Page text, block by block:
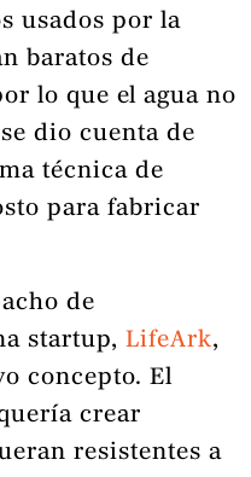
usados por la
baratos de
lo que el agua no
dio cuenta de
técnica de
para fabricar
de
startup, LifeArk,
concepto. El
crear
resistentes a